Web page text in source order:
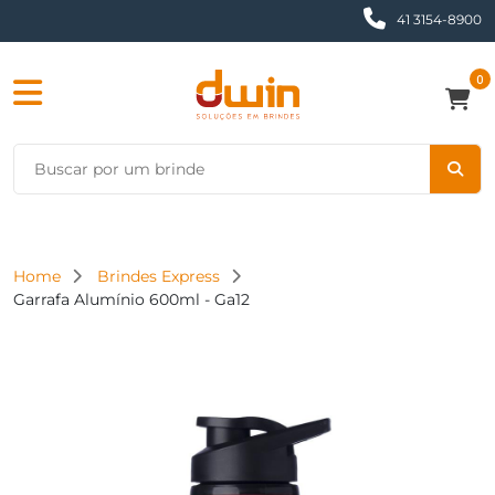
41 3154-8900
0
Home
Brindes Express
Garrafa Alumínio 600ml - Ga12